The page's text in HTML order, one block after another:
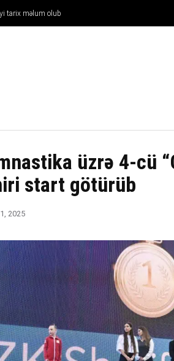
tarix məlum olub
üzrə 4-cü
start götürüb
2025